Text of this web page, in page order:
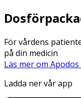
För vårdens
på din medicin
Läs mer om
Ladda ner vår app